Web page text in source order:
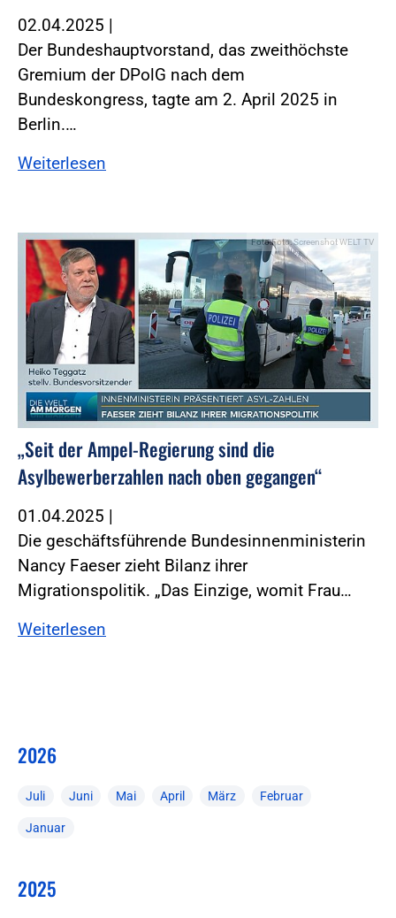
02.04.2025 |
Der Bundeshauptvorstand, das zweithöchste
Gremium der DPolG nach dem
Bundeskongress, tagte am 2. April 2025 in
Berlin.…
Weiterlesen
Foto:Foto: Screenshot WELT TV
„Seit der Ampel-Regierung sind die
Asylbewerberzahlen nach oben gegangen“
01.04.2025 |
Die geschäftsführende Bundesinnenministerin
Nancy Faeser zieht Bilanz ihrer
Migrationspolitik. „Das Einzige, womit Frau…
Weiterlesen
2026
Juli Juni Mai April März Februar
Januar
2025